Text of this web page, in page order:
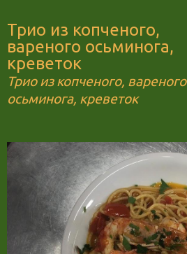
Трио из копченого,
вареного осьминога,
креветок
Трио из копченого, вареного
осьминога, креветок